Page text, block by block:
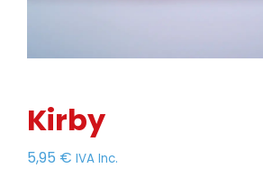
Kirby
5,95 € IVA Inc.